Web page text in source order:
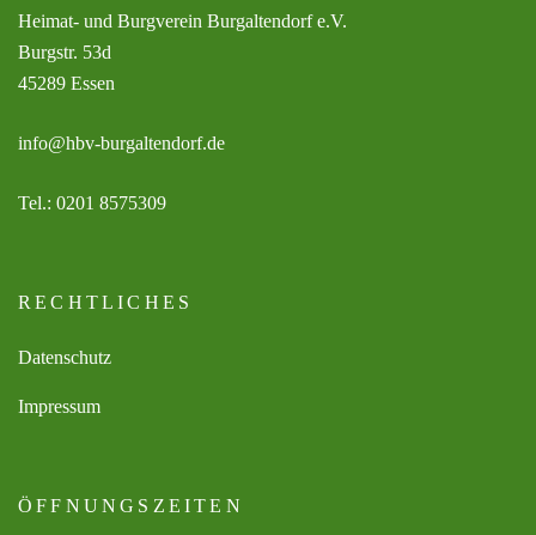
Heimat- und Burgverein Burgaltendorf e.V.
Burgstr. 53d
45289 Essen
info@hbv-burgaltendorf.de
Tel.: 0201 8575309
RECHTLICHES
Datenschutz
Impressum
ÖFFNUNGSZEITEN